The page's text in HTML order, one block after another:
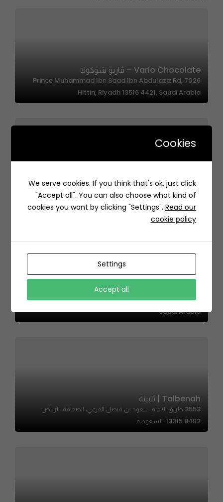
Vario Chocolate – ڤاريو شوكولا
7026 Prince Muhammad Ibn Saad Ibn Abdulaziz Rd,
Hittin, Riyadh 13516 4421, Saudi Arabia
TUBA| توبا
طريق الأمير سعد بن عبدالرحمن الأول، الروابي،, الروابي، الرياض
حي, 3926 Dammam Rd, Al Munsiyah, Riyadh 13246 6614,
Saudi Arabia
Talbenah | تلبينة
3553 طريق الامام سعود بن فيصل الفرعي، الصحافة، الرياض
13315 8482، السعودية
Cookies
We serve cookies. If you think that's ok, just click
"Accept all". You can also choose what kind of
cookies you want by clicking "Settings". Read our
cookie policy
Settings
Accept all